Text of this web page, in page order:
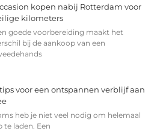
kopen nabij Rotterdam voor
kilometers
goede voorbereiding maakt het
bij de aankoop van een
voor een ontspannen verblijf aan
heb je niet veel nodig om helemaal
te laden. Een